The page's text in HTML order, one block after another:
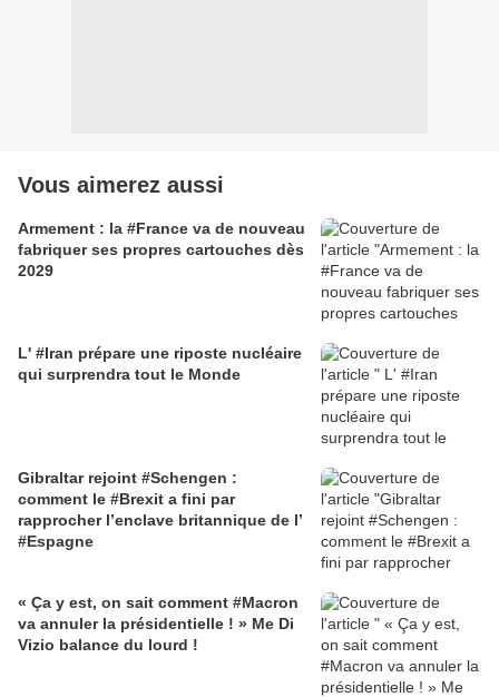
Vous aimerez aussi
Armement : la #France va de nouveau
fabriquer ses propres cartouches dès
2029
L' #Iran prépare une riposte nucléaire
qui surprendra tout le Monde
Gibraltar rejoint #Schengen :
comment le #Brexit a fini par
rapprocher l’enclave britannique de l’
#Espagne
« Ça y est, on sait comment #Macron
va annuler la présidentielle ! » Me Di
Vizio balance du lourd !